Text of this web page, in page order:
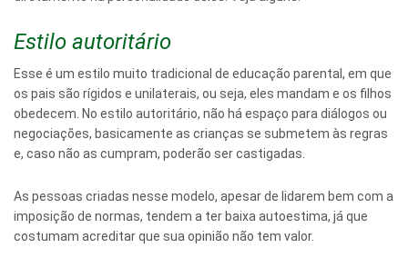
Estilo autoritário
Esse é um estilo muito tradicional de educação parental, em que
os pais são rígidos e unilaterais, ou seja, eles mandam e os filhos
obedecem. No estilo autoritário, não há espaço para diálogos ou
negociações, basicamente as crianças se submetem às regras
e, caso não as cumpram, poderão ser castigadas.
As pessoas criadas nesse modelo, apesar de lidarem bem com a
imposição de normas, tendem a ter baixa autoestima, já que
costumam acreditar que sua opinião não tem valor.